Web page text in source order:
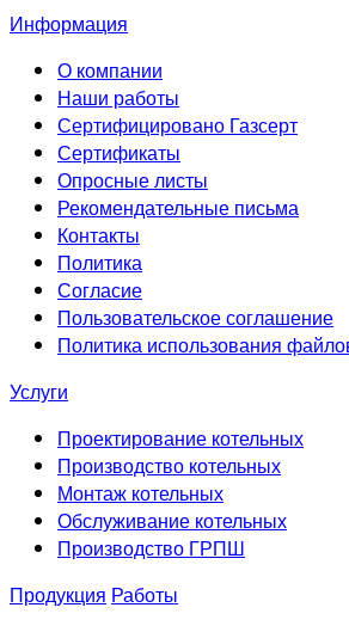
Информация
О компании
Наши работы
Сертифицировано Газсерт
Сертификаты
Опросные листы
Рекомендательные письма
Контакты
Политика
Согласие
Пользовательское соглашение
Политика использования
Услуги
Проектирование котельных
Производство котельных
Монтаж котельных
Обслуживание котельных
Производство ГРПШ
Продукция Работы